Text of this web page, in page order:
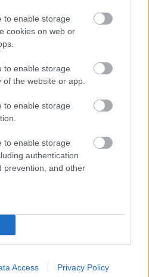
to enable storage
cookies on web or
to enable storage
the website or app.
to enable storage
to enable storage
authentication
prevention, and other
Access Privacy Policy
és kamu trailerei után
december 5-én érkezik az
A lenti album csak egy kis
a játékrajongók meglehetősen